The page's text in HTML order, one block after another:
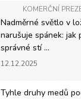
KOMERČNÍ
Nadměrné světlo v
narušuje spánek: jak
správné stí ...
12.12.2025
Tyhle druhy medů